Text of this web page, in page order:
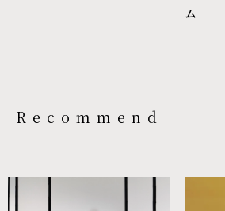
ム
Recommend